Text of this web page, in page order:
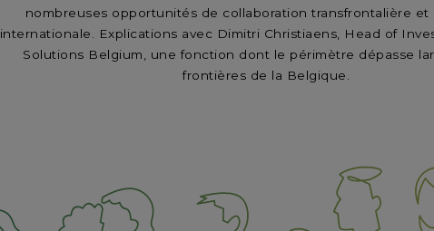
nombreuses opportunités de collaboration transfrontalière et
internationale. Explications avec Dimitri Christiaens, Head of
Solutions Belgium, une fonction dont le périmètre dépasse
frontières de la Belgique.